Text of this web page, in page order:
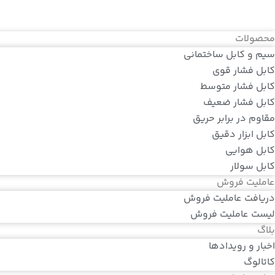
محصولات
سیم و کابل ساختمانی
کابل فشار قوی
کابل فشار متوسط
کابل فشار ضعیف
مقاوم در برابر حریق
کابل ابزار دقیق
کابل هوایی
کابل سولار
عاملیت فروش
دریافت عاملیت فروش
لیست عاملیت فروش
بلاگ
اخبار و رویدادها
کاتالوگ